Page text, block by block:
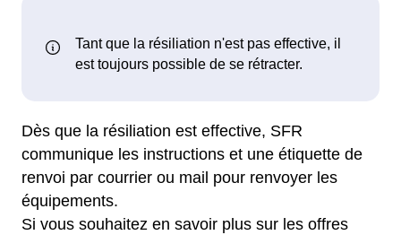
Dès que la résiliation est effective, SFR
communique les instructions et une étiquette de
renvoi par courrier ou mail pour renvoyer les
équipements.
Si vous souhaitez en savoir plus sur les offres